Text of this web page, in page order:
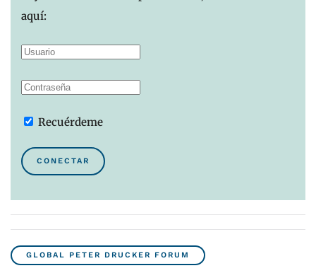
aquí:
Recuérdeme
CONECTAR
GLOBAL PETER DRUCKER FORUM